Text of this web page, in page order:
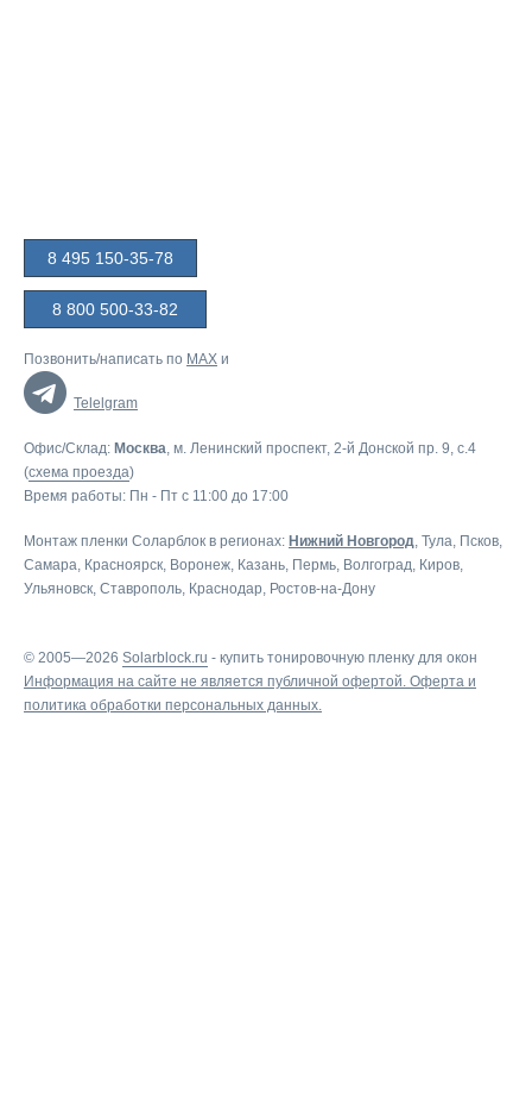
8 495 150-35-78
8 800 500-33-82
Позвонить/написать по MAX и
Telelgram
Офис/Склад: Москва, м. Ленинский проспект, 2-й Донской пр. 9, c.4
(схема проезда)
Время работы: Пн - Пт с 11:00 до 17:00
Монтаж пленки Соларблок в регионах: Нижний Новгород, Тула, Псков,
Самара, Красноярск, Воронеж, Казань, Пермь, Волгоград, Киров,
Ульяновск, Ставрополь, Краснодар, Ростов-на-Дону
© 2005—2026 Solarblock.ru - купить тонировочную пленку для окон
Информация на сайте не является публичной офертой. Оферта и
политика обработки персональных данных.